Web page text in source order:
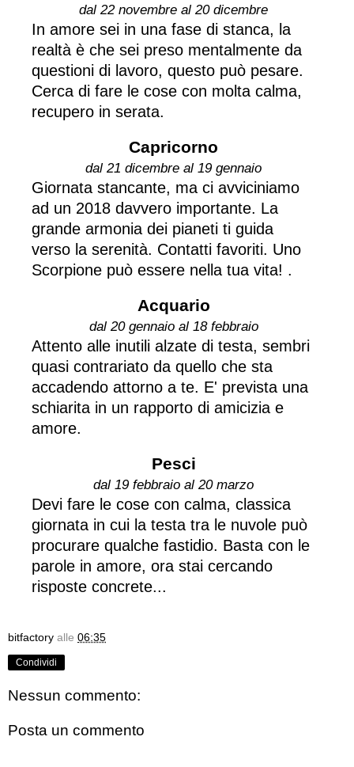
dal 22 novembre al 20 dicembre
In amore sei in una fase di stanca, la
realtà è che sei preso mentalmente da
questioni di lavoro, questo può pesare.
Cerca di fare le cose con molta calma,
recupero in serata.
Capricorno
dal 21 dicembre al 19 gennaio
Giornata stancante, ma ci avviciniamo
ad un 2018 davvero importante. La
grande armonia dei pianeti ti guida
verso la serenità. Contatti favoriti. Uno
Scorpione può essere nella tua vita! .
Acquario
dal 20 gennaio al 18 febbraio
Attento alle inutili alzate di testa, sembri
quasi contrariato da quello che sta
accadendo attorno a te. E' prevista una
schiarita in un rapporto di amicizia e
amore.
Pesci
dal 19 febbraio al 20 marzo
Devi fare le cose con calma, classica
giornata in cui la testa tra le nuvole può
procurare qualche fastidio. Basta con le
parole in amore, ora stai cercando
risposte concrete...
bitfactory alle 06:35
Condividi
Nessun commento:
Posta un commento